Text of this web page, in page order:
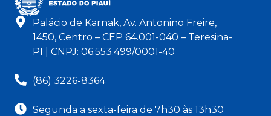
Palácio de Karnak, Av. Antonino Freire,
1450, Centro – CEP 64.001-040 – Teresina-
PI | CNPJ: 06.553.499/0001-40
(86) 3226-8364
Segunda a sexta-feira de 7h30 às 13h30